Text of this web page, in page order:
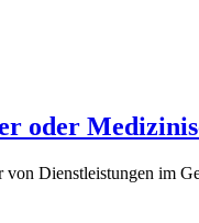
oder
Dienstleistungen im